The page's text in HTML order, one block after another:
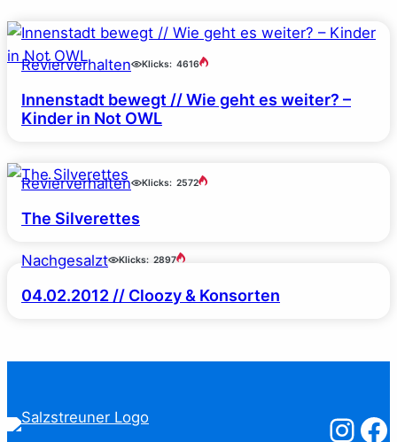
Revierverhalten Klicks: 4616
Innenstadt bewegt // Wie geht es weiter? –
Kinder in Not OWL
Revierverhalten Klicks: 2572
The Silverettes
Nachgesalzt Klicks: 2897
04.02.2012 // Cloozy & Konsorten